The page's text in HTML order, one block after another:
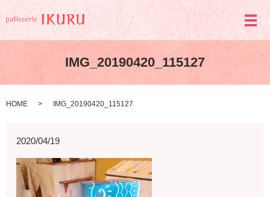
メ
IMG_20190420_115127
HOME IMG_20190420_115127
2020/04/19